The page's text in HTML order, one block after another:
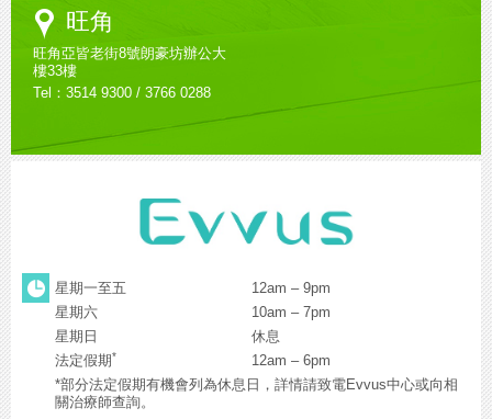
Google
Maps
旺角
旺角亞皆老街8號朗豪坊辦公大
樓33樓
Tel：3514 9300 / 3766 0288
星期一至五
12am – 9pm
星期六
10am – 7pm
星期日
休息
法定假期*
12am – 6pm
*部分法定假期有機會列為休息日，詳情請致電Evvus中心或向相
關治療師查詢。